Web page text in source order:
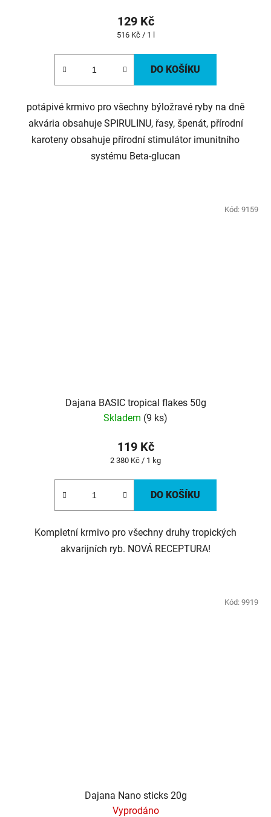
129 Kč
Měrná
516 Kč / 1 l
DO KOŠÍKU
potápivé krmivo pro všechny býložravé ryby na dně
akvária obsahuje SPIRULINU, řasy, špenát, přírodní
karoteny obsahuje přírodní stimulátor imunitního
systému Beta-glucan
Dajana BASIC tropical flakes 50g
Skladem (9 ks)
119 Kč
Měrná
2 380 Kč / 1 kg
DO KOŠÍKU
Kompletní krmivo pro všechny druhy tropických
akvarijních ryb. NOVÁ RECEPTURA!
Kód: 9159
Dajana Nano sticks 20g
Vyprodáno
Kód: 9919